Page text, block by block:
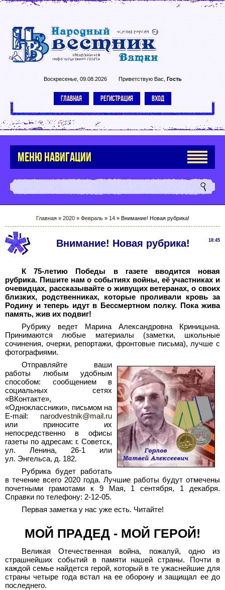
Воскресенье, 09.08.2026 Приветствую Вас Гость
ГЛАВНАЯ РЕГИСТРАЦИЯ ВХОД
МЕНЮ НАВИГАЦИИ
Главная» 2020 » Февраль » 14» Внимание! Новая рубрика!
18:45
Внимание! Новая рубрика!
К 75-летию Победы в газете вводится новая
рубрика. Пишите нам о событиях войны, её участниках и
очевидцах, рассказывайте о живущих ветеранах, о своих
близких, родственниках, которые проливали кровь за
Родину и теперь идут в Бессмертном полку. Пока жива
память, жив их подвиг!
Рубрику ведет Марина Александровна Криницына.
Принимаются любые материалы (заметки, школьные
сочинения, очерки, репортажи, фронтовые письма), лучше с
фотографиями.
Отправляйте ваши
работы любым удобным
способом: сообщением в
социальных сетях
«ВКонтакте»,
«Одноклассники», письмом на
E-mail: narodvestnik@mail.ru
или приносите их
непосредственно в офисы
газеты по адресам: г. Советск,
ул.
Ленина, 26-1 или
ул. Энгельса, д. 182.
Рубрика будет работать
в течение всего 2020 года. Лучшие работы будут отмечены
почетными грамотами к 9 Мая, 1 сентября, 1 декабря.
Справки по телефону: 2-12-05.
Первая заметка у нас уже есть. Читайте!
МОЙ ПРАДЕД - МОЙ ГЕРОЙ!
Великая Отечественная война, пожалуй, одно из
страшнейших событий в памяти нашей страны. Почти в
каждой семье найдется герой, который в те ужаснейшие для
страны четыре года встал на ее оборону и защищал ее до
последнего.